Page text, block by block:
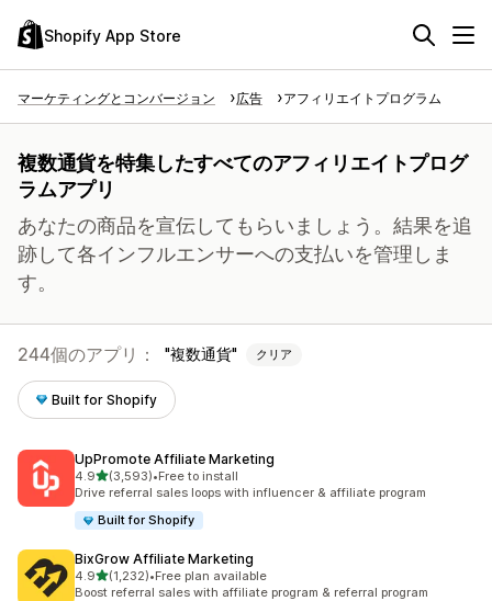
Shopify App Store
マーケティングとコンバージョン 広告 アフィリエイトプログラム
複数通貨を特集したすべてのアフィリエイトプログ
ラムアプリ
あなたの商品を宣伝してもらいましょう。結果を追
跡して各インフルエンサーへの支払いを管理しま
す。
244個のアプリ： 複数通貨 クリア
Built for Shopify
UpPromote Affiliate Marketing
4.95つ星中
(3,593)
合計レビュー数：3593件
•Free to install
Drive referral sales loops with influencer & affiliate program
Built for Shopify
BixGrow Affiliate Marketing
4.95つ星中
(1,232)
合計レビュー数：1232件
•Free plan available
Boost referral sales with affiliate program & referral program